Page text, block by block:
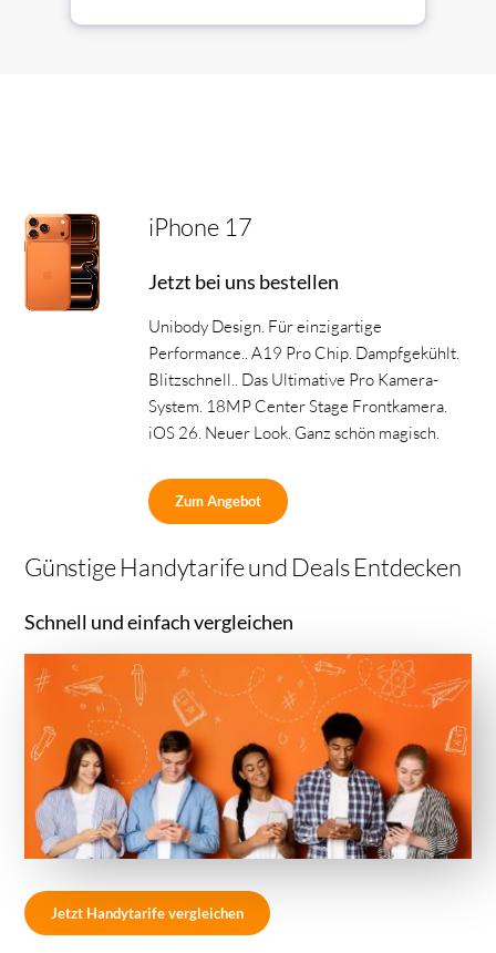
iPhone 17
Jetzt bei uns bestellen
Unibody Design. Für einzigartige
Performance.. A19 Pro Chip. Dampfgekühlt.
Blitzschnell.. Das Ultimative Pro Kamera-
System. 18MP Center Stage Frontkamera.
iOS 26. Neuer Look. Ganz schön magisch.
Zum Angebot
Günstige Handytarife und Deals Entdecken
Schnell und einfach vergleichen
Jetzt Handytarife vergleichen